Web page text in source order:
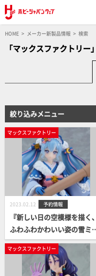
HOME メーカー新製品情報 検索
「マックスファクトリー
絞り込みメニュー
マックスファクトリー
2023.02.12 予約情報
『新しい日の空模様を描く、
ふわふわかわいい姿の雪ミ
が「figma」になって登場
gma 雪ミク 冬麗ver. 受注開
マックスファクトリー